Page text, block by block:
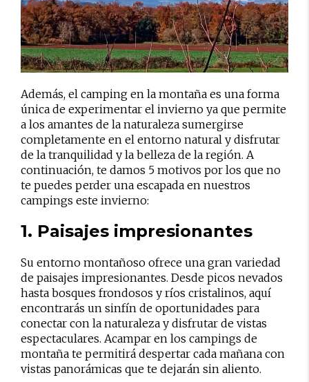
Además, el camping en la montaña es una forma
única de experimentar el invierno ya que permite
a los amantes de la naturaleza sumergirse
completamente en el entorno natural y disfrutar
de la tranquilidad y la belleza de la región. A
continuación, te damos 5 motivos por los que no
te puedes perder una escapada en nuestros
campings este invierno:
1. Paisajes impresionantes
Su entorno montañoso ofrece una gran variedad
de paisajes impresionantes. Desde picos nevados
hasta bosques frondosos y ríos cristalinos, aquí
encontrarás un sinfín de oportunidades para
conectar con la naturaleza y disfrutar de vistas
espectaculares. Acampar en los campings de
montaña te permitirá despertar cada mañana con
vistas panorámicas que te dejarán sin aliento.